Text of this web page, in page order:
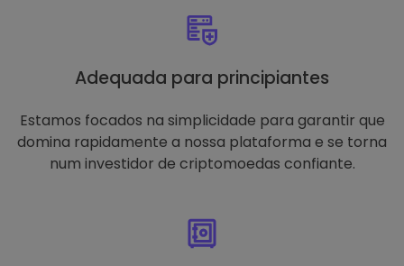
Adequada para principiantes
Estamos focados na simplicidade para garantir que
domina rapidamente a nossa plataforma e se torna
num investidor de criptomoedas confiante.